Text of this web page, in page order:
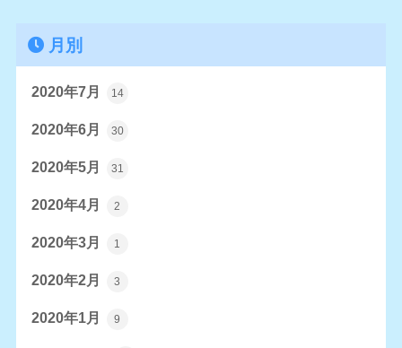
月別
2020年7月 14
2020年6月 30
2020年5月 31
2020年4月 2
2020年3月 1
2020年2月 3
2020年1月 9